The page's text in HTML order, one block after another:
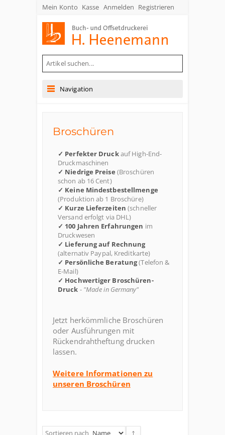
Mein Konto Kasse Anmelden Registrieren
Navigation
Broschüren
✓ Perfekter Druckauf High-End-
Druckmaschinen
✓ Niedrige Preise (Broschüren
schon ab 16 Cent)
✓ Keine Mindestbestellmenge
(Produktion ab 1 Broschüre)
✓ Kurze Lieferzeiten (schneller
Versand erfolgt via DHL)
✓ 100 Jahren Erfahrungen im
Druckwesen
✓ Lieferung auf Rechnung
(alternativ Paypal, Kreditkarte)
✓ Persönliche Beratung(Telefon &
E-Mail)
✓ Hochwertiger Broschüren-
Druck - "Made in Germany"
Jetzt herkömmliche Broschüren
oder Ausführungen mit
Rückendrahtheftung drucken
lassen.
Weitere Informationen zu
unseren Broschüren
Sortieren nach